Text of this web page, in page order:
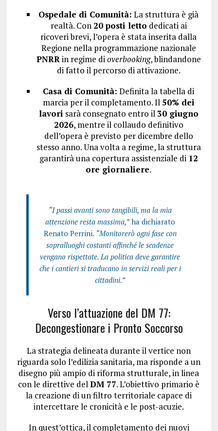
Ospedale di Comunità: La struttura è già
realtà. Con 20 posti letto dedicati ai
ricoveri brevi, l’opera è stata inserita dalla
Regione nella programmazione nazionale
PNRRin regime dioverbooking, blindandone
di fatto il percorso di attivazione.
Casa di Comunità: Definita la tabella di
marcia per il completamento. Il50% dei
lavori sarà consegnato entro il30 giugno
2026, mentre il collaudo definitivo
dell’opera è previsto per dicembre dello
stesso anno. Una volta a regime, la struttura
garantirà una copertura assistenziale di 12
ore giornaliere.
“I passi avanti sono tangibili, ma la mia
attenzione resta massima,”ha dichiarato
Renato Perrini. “Monitorerò ogni fase con
sopralluoghi costanti affinché le scadenze
vengano rispettate. La politica deve garantire
che i cantieri si traducano in servizi reali per i
cittadini.”
Verso l’attuazione del DM 77:
Decongestionare i Pronto Soccorso
La strategia delineata durante il vertice non
riguarda solo l’edilizia sanitaria, ma risponde a un
disegno più ampio di riforma strutturale, in linea
con le direttive delDM 77. L’obiettivo primario è
la creazione di un filtro territoriale capace di
intercettare le cronicità e le post-acuzie.
In quest’ottica, il completamento dei nuovi